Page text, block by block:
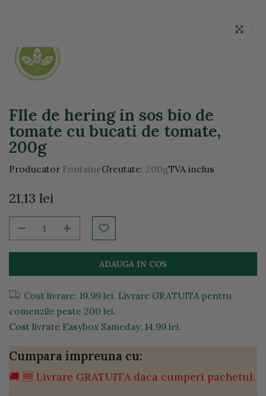
Click
FIle de hering in sos bio de
tomate cu bucati de tomate,
200g
Producator FontaineGreutate: 200gTVA inclus
21,13 lei
ADAUGA IN COS
Cost livrare: 19.99 lei. Livrare GRATUITA pentru
comenzile peste 200 lei.
Cost livrare Easybox Sameday: 14.99 lei.
Cumpara impreuna cu:
🚚 🆓 Livrare GRATUITA daca cumperi pachetul.